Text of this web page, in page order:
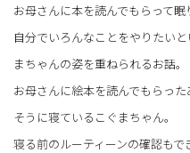
お母さんに本を読んでもらって眠
自分でいろんなことをやりたい
まちゃんの姿を重ねられるお話。
お母さんに絵本を読んでもらっ
そうに寝ているこぐまちゃん。
寝る前のルーティーンの確認もで